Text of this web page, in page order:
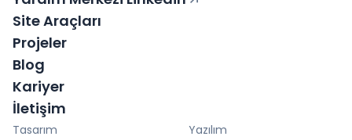
Site Araçları
Projeler
Blog
Kariyer
İletişim
Tasarım
Yazılım